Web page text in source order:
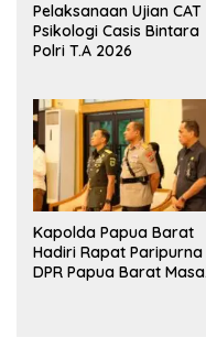
Pelaksanaan Ujian CAT
Psikologi Casis Bintara
Polri T.A 2026
Kapolda Papua Barat
Hadiri Rapat Paripurna
DPR Papua Barat Masa